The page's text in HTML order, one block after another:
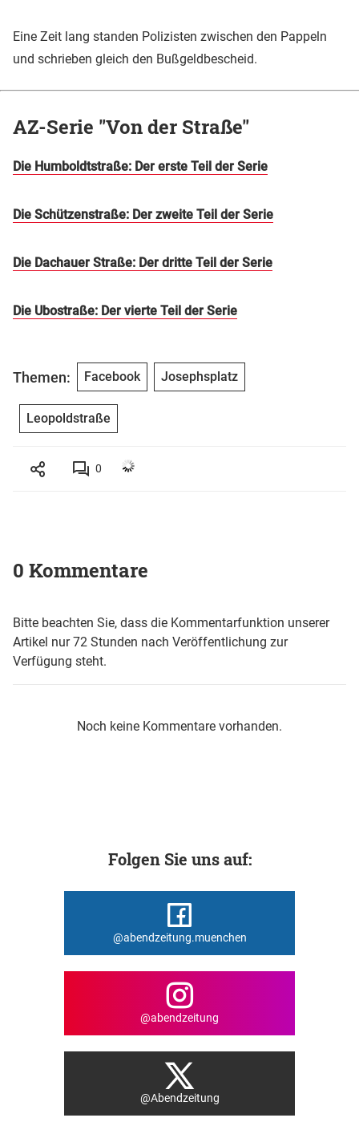
Eine Zeit lang standen Polizisten zwischen den Pappeln
und schrieben gleich den Bußgeldbescheid.
AZ-Serie "Von der Straße"
Die Humboldtstraße: Der erste Teil der Serie
Die Schützenstraße: Der zweite Teil der Serie
Die Dachauer Straße: Der dritte Teil der Serie
Die Ubostraße: Der vierte Teil der Serie
Themen: Facebook Josephsplatz
Leopoldstraße
0
0 Kommentare
Bitte beachten Sie, dass die Kommentarfunktion unserer
Artikel nur 72 Stunden nach Veröffentlichung zur
Verfügung steht.
Noch keine Kommentare vorhanden.
Folgen Sie uns auf:
@abendzeitung.muenchen
@abendzeitung
@Abendzeitung